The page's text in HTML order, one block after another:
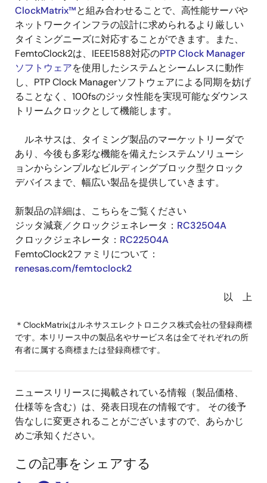
ClockMatrix™と組み合わせることで、高性能サーバや
ネットワークインフラの設計に求められるより厳しい
タイミングニーズに対応することができます。また、
FemtoClock2は、IEEE1588対応のPTP Clock Manager
ソフトウェアを使用したシステムとシームレスに動作
し、PTP Clock Managerソフトウェアによる同期を妨げ
ることなく、100fsのジッタ性能を実現可能なダウンス
トリームクロックとして機能します。
ルネサスは、タイミング製品のマーケットリーダで
あり、今後も多彩な機能を備えたシステムソリューシ
ョンからシンプルなビルディングブロック型クロック
デバイスまで、幅広い製品を提供していきます。
新製品の詳細は、こちらをご覧ください
ジッタ減衰／クロックジェネレータ： RC32504A
クロックジェネレータ： RC22504A
FemtoClock2ファミリについて：
renesas.com/femtoclock2
以 上
＊ClockMatrixはルネサスエレクトロニクス株式会社の登録商標
です。本リリース中の製品名やサービス名は全てそれぞれの所
有者に属する商標または登録商標です。
ニュースリリースに掲載されている情報（製品価格、
仕様等を含む）は、発表日現在の情報です。 その後予
告なしに変更されることがございますので、あらかじ
めご承知ください。
この記事をシェアする